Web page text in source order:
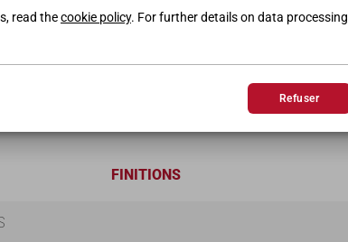
read thecookie policy. For further details on data
Refuser
• H.110 • P.96
FINITIONS